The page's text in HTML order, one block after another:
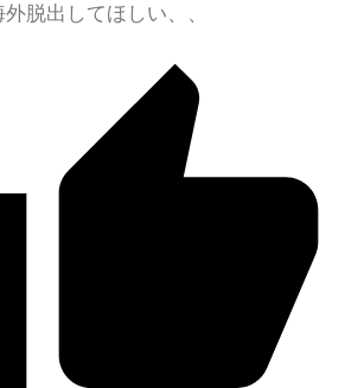
脱出してほしい、、